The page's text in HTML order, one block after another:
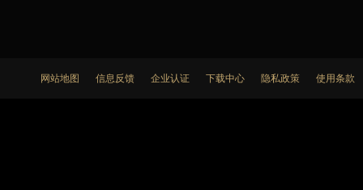
网站地图 信息反馈 企业认证 下载中心 隐私政策 使用条款